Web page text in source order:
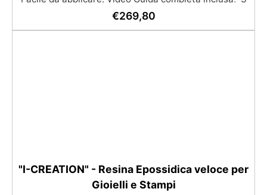
semplici passaggi, dalla preparazione della superficie
alla finitura protettiva antigraffio. ✅ Risultati
€269,80
"I-CREATION" - Resina Epossidica veloce per
Gioielli e Stampi